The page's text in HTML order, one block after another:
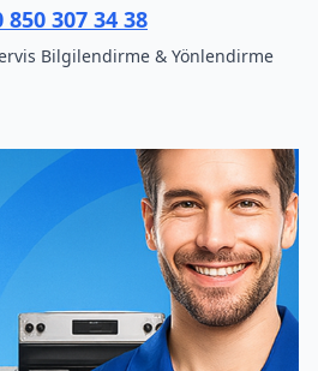
850 307 34 38
Bilgilendirme & Yönlendirme